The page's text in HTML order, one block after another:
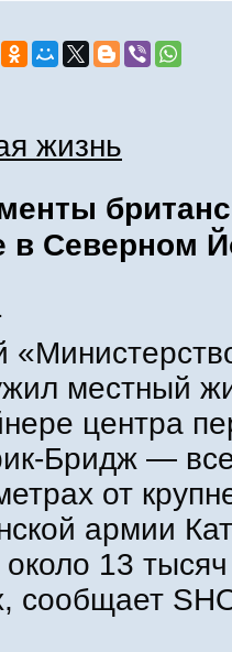
жизнь
в Северном
местный
центра
Бридж —
от
армии
13 тысяч
сообщает